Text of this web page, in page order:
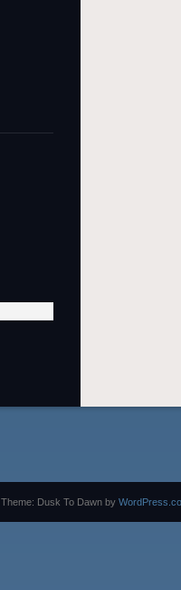
Theme: Dusk To Dawn by